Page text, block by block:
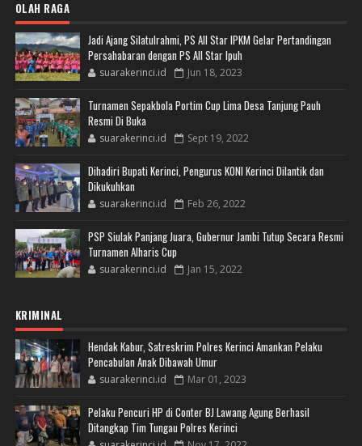
OLAH RAGA
Jadi Ajang Silatulrahmi, PS All Star IPKM Gelar Pertandingan
Persahabaran dengan PS All Star Ipuh
suarakerinci.id Jun 18, 2023
Turnamen Sepakbola Portim Cup Lima Desa Tanjung Pauh
Resmi Di Buka
suarakerinci.id Sept 19, 2022
Dihadiri Bupati Kerinci, Pengurus KONI Kerinci Dilantik dan
Dikukuhkan
suarakerinci.id Feb 26, 2022
PSP Siulak Panjang Juara, Gubernur Jambi Tutup Secara Resmi
Turnamen Alharis Cup
suarakerinci.id Jan 15, 2022
KRIMINAL
Hendak Kabur, Satreskrim Polres Kerinci Amankan Pelaku
Pencabulan Anak Dibawah Umur
suarakerinci.id Mar 01, 2023
Pelaku Pencuri HP di Conter BJ Lawang Agung Berhasil
Ditangkap Tim Tungau Polres Kerinci